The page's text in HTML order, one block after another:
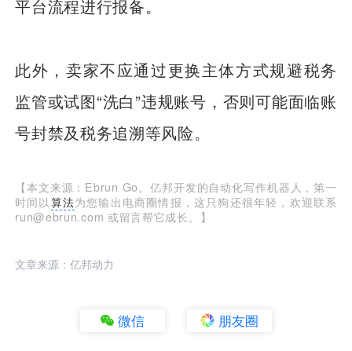
平台流程进行报备。
此外，卖家不应通过更换主体方式规避税务
监管或试图“洗白”违规账号，否则可能面临账
号封禁及税务追溯等风险。
【本文来源：Ebrun Go。亿邦开发的自动化写作机器人，第一
时间以算法为您输出电商圈情报，这只狗还很年轻，欢迎联系
run@ebrun.com 或留言帮它成长。】
文章来源：亿邦动力
微信 朋友圈